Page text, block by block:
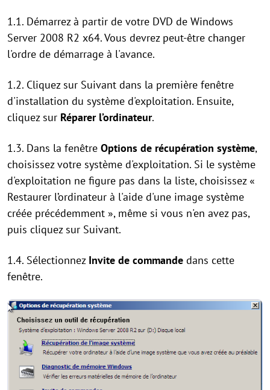
1.1. Démarrez à partir de votre DVD de Windows
Server 2008 R2 x64. Vous devrez peut-être changer
l'ordre de démarrage à l'avance.
1.2. Cliquez sur Suivant dans la première fenêtre
d'installation du système d'exploitation. Ensuite,
cliquez sur Réparer l’ordinateur.
1.3. Dans la fenêtre Options de récupération système,
choisissez votre système d'exploitation. Si le système
d'exploitation ne figure pas dans la liste, choisissez «
Restaurer l’ordinateur à l'aide d'une image système
créée précédemment », même si vous n'en avez pas,
puis cliquez sur Suivant.
1.4. Sélectionnez Invite de commande dans cette
fenêtre.